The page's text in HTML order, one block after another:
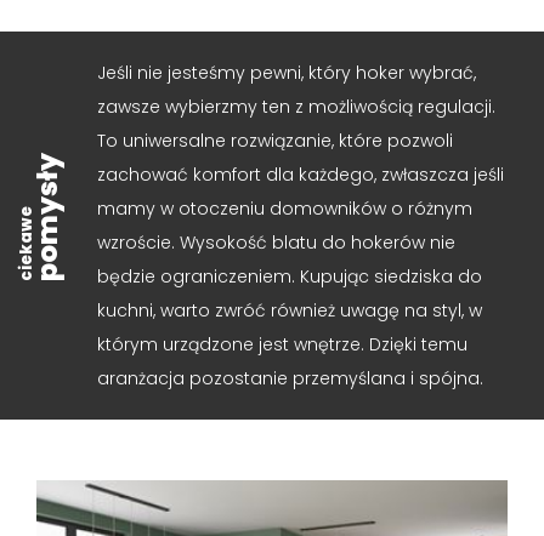
ciekawepomysły
Jeśli nie jesteśmy pewni, który hoker wybrać,
zawsze wybierzmy ten z możliwością regulacji.
To uniwersalne rozwiązanie, które pozwoli
zachować komfort dla każdego, zwłaszcza jeśli
mamy w otoczeniu domowników o różnym
wzroście. Wysokość blatu do hokerów nie
będzie ograniczeniem. Kupując siedziska do
kuchni, warto zwróć również uwagę na styl, w
którym urządzone jest wnętrze. Dzięki temu
aranżacja pozostanie przemyślana i spójna.